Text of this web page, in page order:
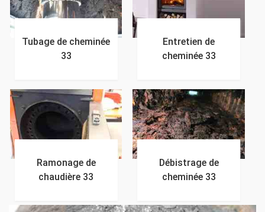
Tubage de cheminée
33
Entretien de
cheminée 33
Ramonage de
chaudière 33
Débistrage de
cheminée 33